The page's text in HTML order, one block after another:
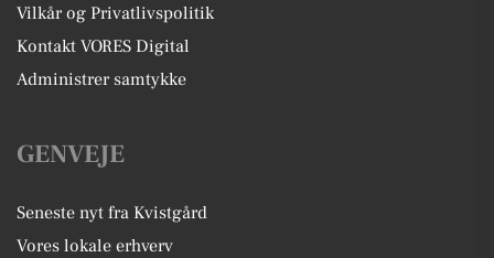
Vilkår og Privatlivspolitik
Kontakt VORES Digital
Administrer samtykke
GENVEJE
Seneste nyt fra Kvistgård
Vores lokale erhverv